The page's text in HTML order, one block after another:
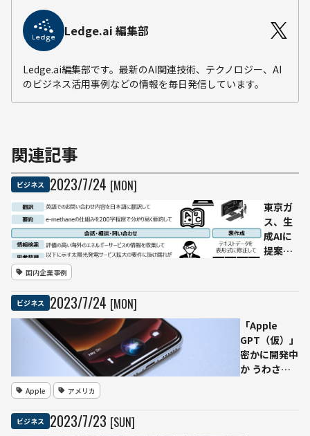
Ledge.ai 編集部
Ledge.ai編集部です。最新のAI関連技術、テクノロジー、AI
のビジネス活用事例などの情報を毎日発信しています。
関連記事
ビジネス 2023/7/24 [MON]
東京ガ
ス、生
成AIに
提案書
任せ グ
ループ
全体で
活用
国内企業事例
ビジネス 2023/7/24 [MON]
「Apple
GPT（仮）」
密かに開発中
か うわさが
Apple アメリカ
ビジネス 2023/7/23 [SUN]